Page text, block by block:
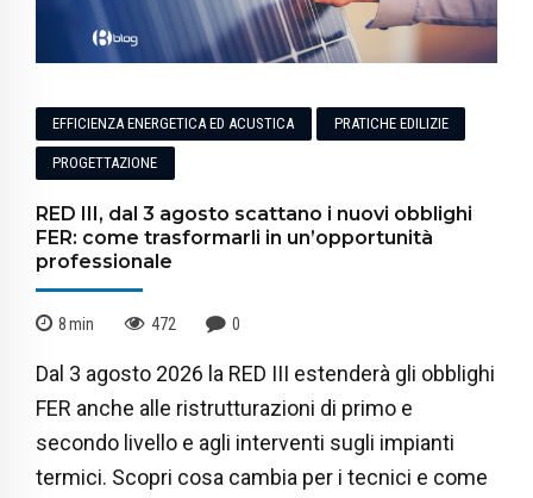
EFFICIENZA ENERGETICA ED ACUSTICA PRATICHE EDILIZIE
PROGETTAZIONE
RED III, dal 3 agosto scattano i nuovi obblighi
FER: come trasformarli in un’opportunità
professionale
8min 472 0
Dal 3 agosto 2026 la RED III estenderà gli obblighi
FER anche alle ristrutturazioni di primo e
secondo livello e agli interventi sugli impianti
termici. Scopri cosa cambia per i tecnici e come